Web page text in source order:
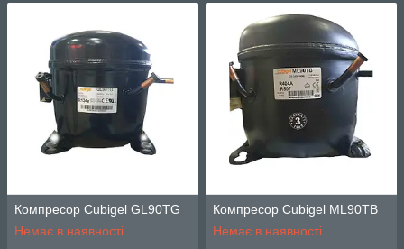
Компресор Cubigel GL90TG
Немає в наявності
Компресор Cubigel ML90TВ
Немає в наявності